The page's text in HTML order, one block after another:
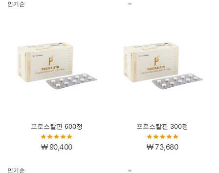
프로스칼핀 600정
₩90,400
프로스칼핀 300정
₩73,680